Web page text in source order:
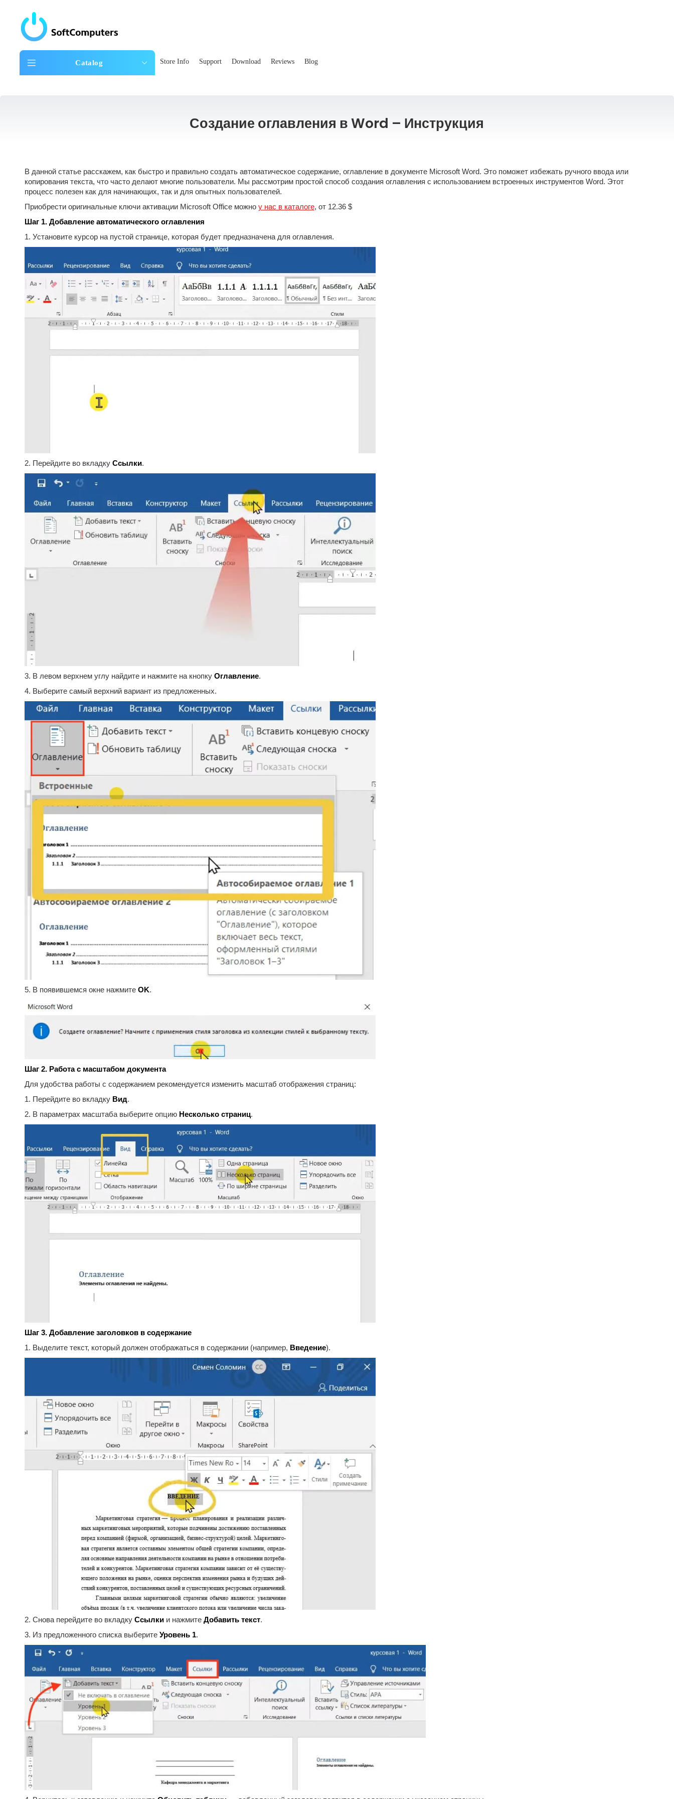
Catalog Store Info Support Download Reviews Blog
Создание оглавления в Word – Инструкция
В данной статье расскажем, как быстро и правильно создать автоматическое содержание, оглавление в документе Microsoft Word. Это поможет избежать ручного ввода или
копирования текста, что часто делают многие пользователи. Мы рассмотрим простой способ создания оглавления с использованием встроенных инструментов Word. Этот
процесс полезен как для начинающих, так и для опытных пользователей.
Приобрести оригинальные ключи активации Microsoft Office можно у нас в каталоге, от 12.36 $
Шаг 1. Добавление автоматического оглавления
1. Установите курсор на пустой странице, которая будет предназначена для оглавления.
2. Перейдите во вкладку Ссылки.
3. В левом верхнем углу найдите и нажмите на кнопку Оглавление.
4. Выберите самый верхний вариант из предложенных.
5. В появившемся окне нажмите OK.
Шаг 2. Работа с масштабом документа
Для удобства работы с содержанием рекомендуется изменить масштаб отображения страниц:
1. Перейдите во вкладку Вид.
2. В параметрах масштаба выберите опцию Несколько страниц.
Шаг 3. Добавление заголовков в содержание
1. Выделите текст, который должен отображаться в содержании (например, Введение).
2. Снова перейдите во вкладку Ссылкии нажмите Добавить текст.
3. Из предложенного списка выберите Уровень 1.